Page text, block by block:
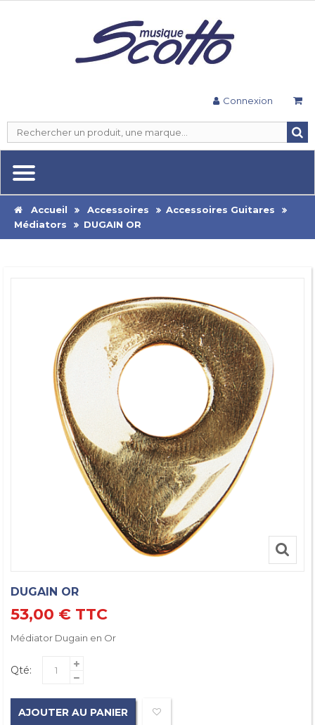
Connexion
Accueil Accessoires
Accessoires Guitares
Médiators
DUGAIN OR
DUGAIN OR
53,00 € TTC
Médiator Dugain en Or
Qté:
AJOUTER AU PANIER